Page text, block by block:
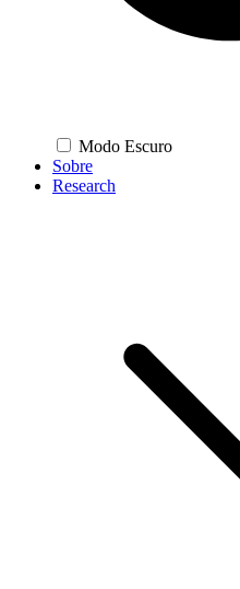
Modo Escuro
Sobre
Research